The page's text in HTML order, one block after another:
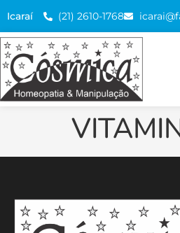
Icaraí (21) 2610-1768